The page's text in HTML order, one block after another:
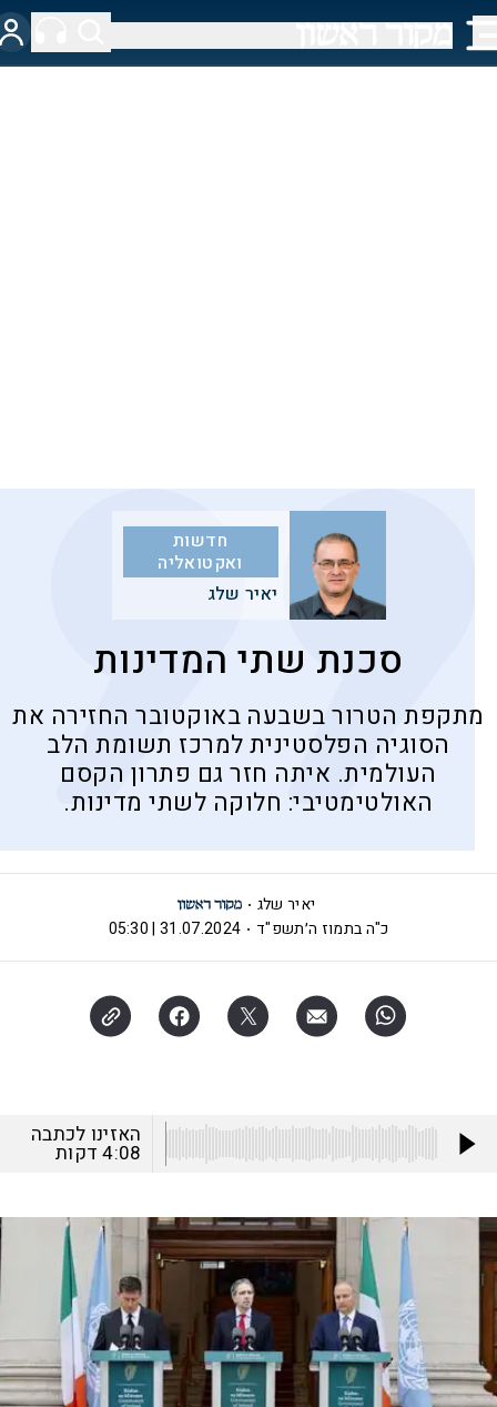
חדשות
ואקטואליה
יאיר שלג
סכנת שתי המדינות
מתקפת הטרור בשבעה באוקטובר החזירה את
הסוגיה הפלסטינית למרכז תשומת הלב
העולמית. איתה חזר גם פתרון הקסם
האולטימטיבי: חלוקה לשתי מדינות.
יאיר שלג
כ"ה בתמוז ה׳תשפ"ד
31.07.2024 | 05:30
האזינו לכתבה
4:08דקות